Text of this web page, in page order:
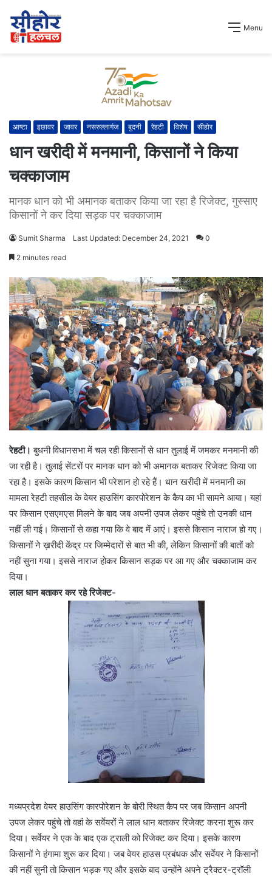
Menu
आष्टा इछावर जावर नसरुल्लागंज बुदनी रेहटी विशेष सीहोर
धान खरीदी में मनमानी, किसानों ने किया
चक्काजाम
मानक धान को भी अमानक बताकर किया जा रहा है रिजेक्ट, गुस्साए
किसानों ने कर दिया सड़क पर चक्काजाम
Sumit Sharma Last Updated: December 24, 2021 0
2 minutes read
रेहटी।बुधनी विधानसभा में चल रही किसानों से धान तुलाई में जमकर मनमानी की
जा रही है। तुलाई सेंटरों पर मानक धान को भी अमानक बताकर रिजेक्ट किया जा
रहा है। इसके कारण किसान भी परेशान हो रहे हैं। धान खरीदी में मनमानी का
मामला रेहटी तहसील के वेयर हाउसिंग कारपोरेशन के कैप का भी सामने आया। यहां
पर किसान एसएमएस मिलने के बाद जब अपनी उपज लेकर पहुंचे तो उनकी धान
नहीं ली गई। किसानों से कहा गया कि वे बाद में आएं। इससे किसान नाराज हो गए।
किसानों ने ख़रीदी केंद्र पर जिम्मेदारों से बात भी की, लेकिन किसानों की बातों को
नहीं सुना गया। इससे नाराज होकर किसान सड़क पर आ गए और चक्काजाम कर
दिया।
लाल धान बताकर कर रहे रिजेक्ट-
मध्यप्रदेश वेयर हाउसिंग कारपोरेशन के बोरी स्थित कैप पर जब किसान अपनी
उपज लेकर पहुंचे तो वहां के सर्वेयरों ने लाल धान बताकर रिजेक्ट करना शुरू कर
दिया। सर्वेयर ने एक के बाद एक ट्राली को रिजेक्ट कर दिया। इसके कारण
किसानों ने हंगामा शुरू कर दिया। जब वेयर हाउस प्रबंधक और सर्वेयर ने किसानों
की नहीं सुनी तो किसान भड़क गए और इसके बाद उन्होंने अपने ट्रैक्टर-ट्रॉली